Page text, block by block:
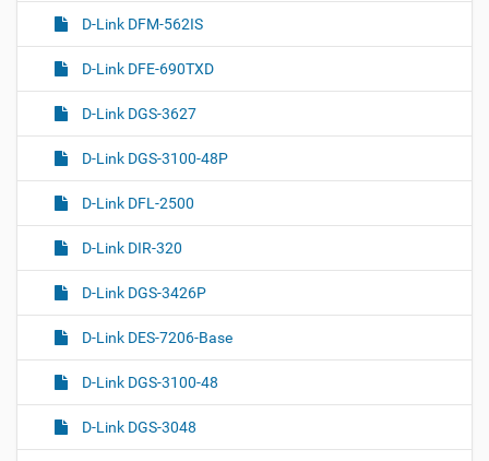
D-Link DFM-562IS
D-Link DFE-690TXD
D-Link DGS-3627
D-Link DGS-3100-48P
D-Link DFL-2500
D-Link DIR-320
D-Link DGS-3426P
D-Link DES-7206-Base
D-Link DGS-3100-48
D-Link DGS-3048